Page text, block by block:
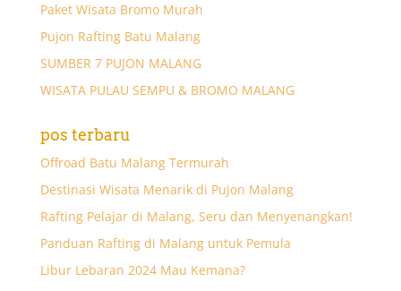
Paket Wisata Bromo Murah
Pujon Rafting Batu Malang
SUMBER 7 PUJON MALANG
WISATA PULAU SEMPU & BROMO MALANG
pos terbaru
Offroad Batu Malang Termurah
Destinasi Wisata Menarik di Pujon Malang
Rafting Pelajar di Malang, Seru dan Menyenangkan!
Panduan Rafting di Malang untuk Pemula
Libur Lebaran 2024 Mau Kemana?